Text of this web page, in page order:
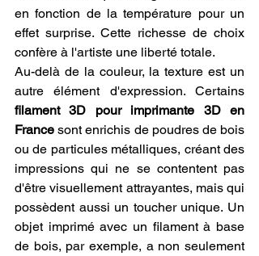
en fonction de la température pour un
effet surprise. Cette richesse de choix
confère à l'artiste une liberté totale.
Au-delà de la couleur, la texture est un
filament 3D pour imprimante 3D en
France sont enrichis de poudres de bois
ou de particules métalliques, créant des
impressions qui ne se contentent pas
d'être visuellement attrayantes, mais qui
possèdent aussi un toucher unique. Un
objet imprimé avec un filament à base
de bois, par exemple, a non seulement